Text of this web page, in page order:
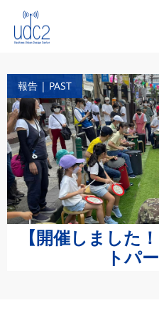
報告 | PAST
【開催しました
トパ